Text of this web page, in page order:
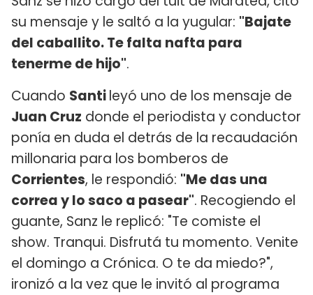
su mensaje y le saltó a la yugular: "Bajate
del caballito. Te falta nafta para
tenerme de hijo".
Cuando Santileyó uno de los mensaje de
Juan Cruz donde el periodista y conductor
ponía en duda el detrás de la recaudación
millonaria para los bomberos de
Corrientes, le respondió: "Me das una
correa y lo saco a pasear". Recogiendo el
guante, Sanz le replicó: "Te comiste el
show. Tranqui. Disfrutá tu momento. Venite
el domingo a Crónica. O te da miedo?",
ironizó a la vez que le invitó al programa